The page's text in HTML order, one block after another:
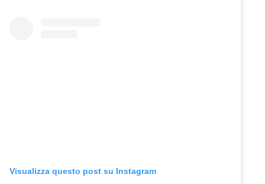
Visualizza questo post su Instagram